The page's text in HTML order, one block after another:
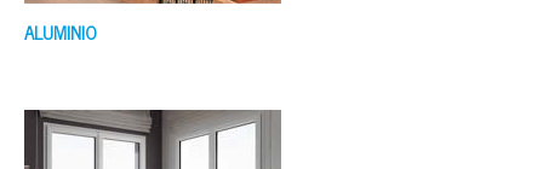
ALUMINIO